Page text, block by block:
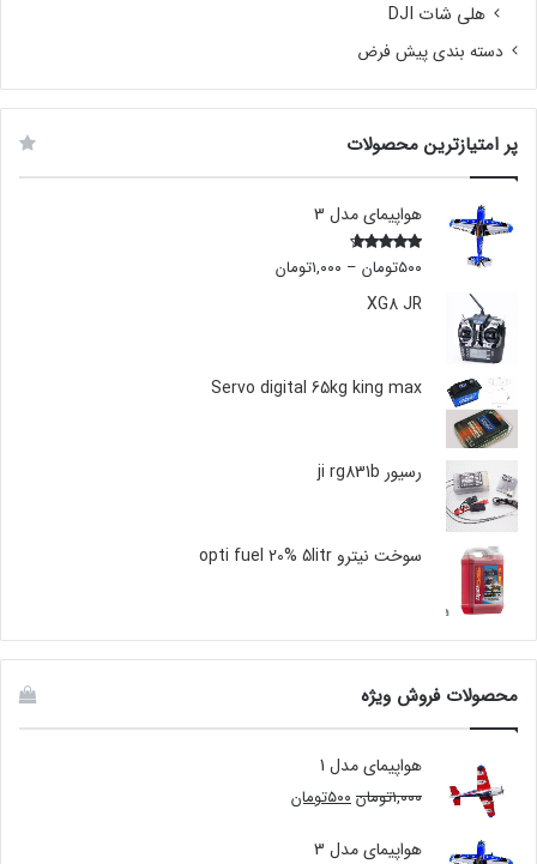
هلی شات DJI
دسته بندی پیش فرض
پر امتیازترین محصولات
هواپیمای مدل 3
Rated
4.00
of 5
۵۰۰تومان – ۱,۰۰۰تومان
XG8 JR
Servo digital 65kg king max
رسیور ji rg831b
سوخت نیترو opti fuel 20% 5litr
محصولات فروش ویژه
هواپیمای مدل 1
۱,۰۰۰تومان۵۰۰تومان
هواپیمای مدل 3